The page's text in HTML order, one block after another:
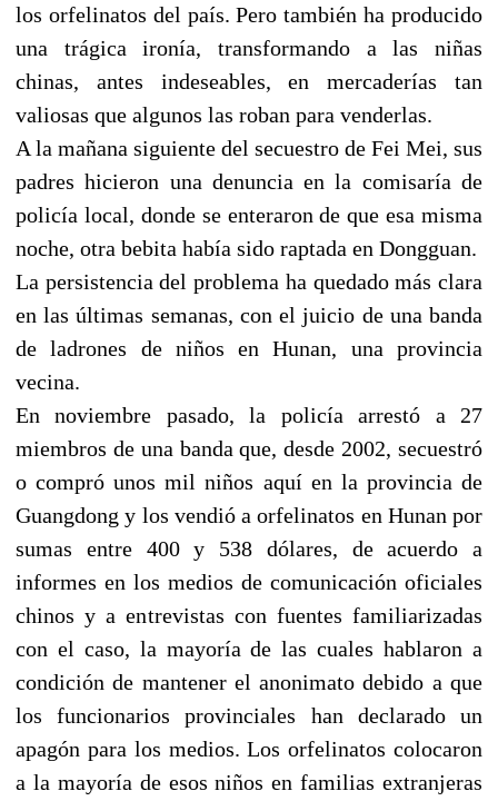
los orfelinatos del país. Pero también ha producido
una trágica ironía, transformando a las niñas
chinas, antes indeseables, en mercaderías tan
valiosas que algunos las roban para venderlas.
A la mañana siguiente del secuestro de Fei Mei, sus
padres hicieron una denuncia en la comisaría de
policía local, donde se enteraron de que esa misma
noche, otra bebita había sido raptada en Dongguan.
La persistencia del problema ha quedado más clara
en las últimas semanas, con el juicio de una banda
de ladrones de niños en Hunan, una provincia
vecina.
En noviembre pasado, la policía arrestó a 27
miembros de una banda que, desde 2002, secuestró
o compró unos mil niños aquí en la provincia de
Guangdong y los vendió a orfelinatos en Hunan por
sumas entre 400 y 538 dólares, de acuerdo a
informes en los medios de comunicación oficiales
chinos y a entrevistas con fuentes familiarizadas
con el caso, la mayoría de las cuales hablaron a
condición de mantener el anonimato debido a que
los funcionarios provinciales han declarado un
apagón para los medios. Los orfelinatos colocaron
a la mayoría de esos niños en familias extranjeras